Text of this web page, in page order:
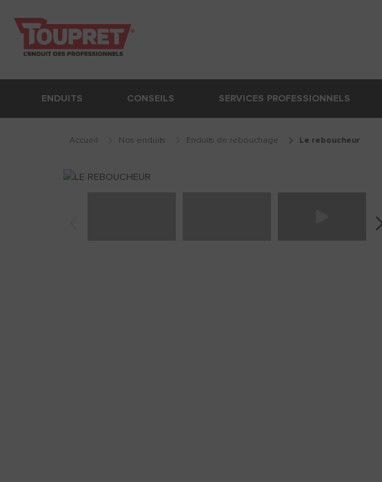
ENDUITS CONSEILS SERVICES PROFESSIONNELS
Accueil Nos enduits enduits de rebouchage
le reboucheur